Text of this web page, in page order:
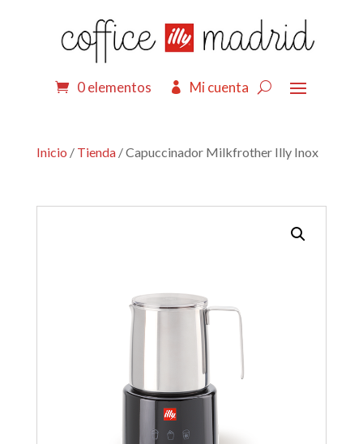
0 elementos Mi cuenta
Inicio / Tienda/ Capuccinador Milkfrother Illy Inox